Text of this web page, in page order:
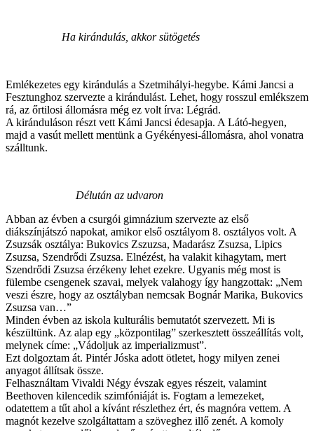
Ha kirándulás, akkor sütögetés
Emlékezetes egy kirándulás a Szetmihályi-hegybe. Kámi Jancsi a
Fesztunghoz szervezte a kirándulást. Lehet, hogy rosszul emlékszem
rá, az őrtilosi állomásra még ez volt írva: Légrád.
A kiránduláson részt vett Kámi Jancsi édesapja. A Látó-hegyen,
majd a vasút mellett mentünk a Gyékényesi-állomásra, ahol vonatra
szálltunk.
Délután az udvaron
Abban az évben a csurgói gimnázium szervezte az első
diákszínjátszó napokat, amikor első osztályom 8. osztályos volt. A
Zsuzsák osztálya: Bukovics Zszuzsa, Madarász Zsuzsa, Lipics
Zsuzsa, Szendrődi Zsuzsa. Elnézést, ha valakit kihagytam, mert
Szendrődi Zsuzsa érzékeny lehet ezekre. Ugyanis még most is
fülembe csengenek szavai, melyek valahogy így hangzottak: „Nem
veszi észre, hogy az osztályban nemcsak Bognár Marika, Bukovics
Zsuzsa van…”
Minden évben az iskola kulturális bemutatót szervezett. Mi is
készültünk. Az alap egy „központilag” szerkesztett összeállítás volt,
melynek címe: „Vádoljuk az imperializmust”.
Ezt dolgoztam át. Pintér Jóska adott ötletet, hogy milyen zenei
anyagot állítsak össze.
Felhasználtam Vivaldi Négy évszak egyes részeit, valamint
Beethoven kilencedik szimfóniáját is. Fogtam a lemezeket,
odatettem a tűt ahol a kívánt részlethez ért, és magnóra vettem. A
magnót kezelve szolgáltattam a szöveghez illő zenét. A komoly